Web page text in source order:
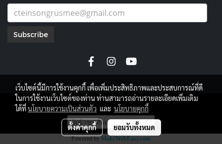
Subscribe
copyright by
ผู้เข้าชมทั้งหมด7,666,542
Powered byMakeWebEasy.com
เว็บไซต์นี้มีการใช้งานคุกกี้ เพื่อเพิ่มประสิทธิภาพและประสบการณ์ที่ดี
ในการใช้งานเว็บไซต์ของท่าน ท่านสามารถอ่านรายละเอียดเพิ่มเติม
ได้ที่นโยบายความเป็นส่วนตัว และ นโยบายคุกกี้
ตั้งค่าคุกกี้ ยอมรับทั้งหมด